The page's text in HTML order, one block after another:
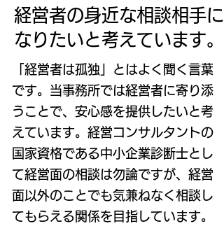
経営者の身近な相談相手に
なりたいと考えています。
「経営者は孤独」とはよく聞く言葉
です。当事務所では経営者に寄り添
うことで、安心感を提供したいと考
えています。経営コンサルタントの
国家資格である中小企業診断士とし
て経営面の相談は勿論ですが、経営
面以外のことでも気兼ねなく相談し
てもらえる関係を目指しています。